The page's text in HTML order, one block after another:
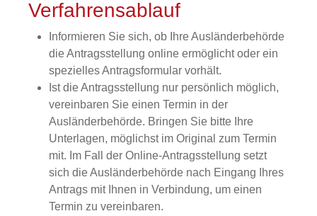
Verfahrensablauf
Informieren Sie sich, ob Ihre Ausländerbehörde
die Antragsstellung online ermöglicht oder ein
spezielles Antragsformular vorhält.
Ist die Antragsstellung nur persönlich möglich,
vereinbaren Sie einen Termin in der
Ausländerbehörde. Bringen Sie bitte Ihre
Unterlagen, möglichst im Original zum Termin
mit. Im Fall der Online-Antragsstellung setzt
sich die Ausländerbehörde nach Eingang Ihres
Antrags mit Ihnen in Verbindung, um einen
Termin zu vereinbaren.